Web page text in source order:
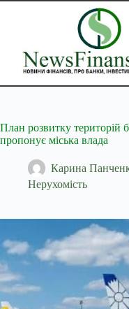
Перейти
План розвитку територій
пропонує міська влада
Карина
Нерухомість